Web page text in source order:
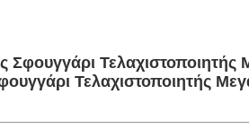
Σφουγγάρι
Τελαχιστοποιητής